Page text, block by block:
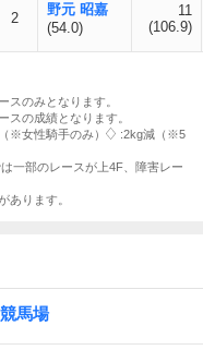
2
野元 昭嘉
(54.0)
11
(106.9)
のみとなります。
の成績となります。
※女性騎手のみ）
:2kg減（※5
一部のレースが上4F、障害レー
あります。
馬場